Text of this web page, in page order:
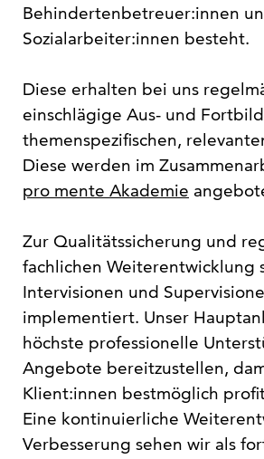
Behindertenbetreuer:innen
Sozialarbeiter:innen besteht.
Diese erhalten bei uns
einschlägige Aus- und
themenspezifischen,
Diese werden im
pro mente Akademie
Zur Qualitätssicherung und
fachlichen Weiterentwicklung
Intervisionen und
implementiert. Unser
höchste professionelle
Angebote bereitzustellen,
Klient:innen bestmöglich
Eine kontinuierliche
Verbesserung sehen wir als